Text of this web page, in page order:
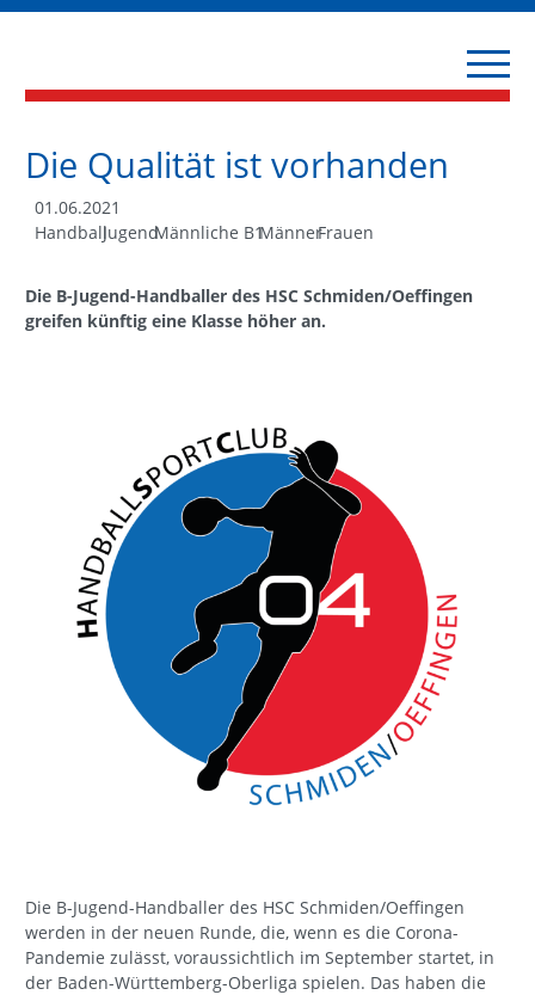
Die Qualität ist vorhanden
01.06.2021
HandballJugendMännliche B1MännerFrauen
Die B-Jugend-Handballer des HSC Schmiden/Oeffingen
greifen künftig eine Klasse höher an.
Die B-Jugend-Handballer des HSC Schmiden/Oeffingen
werden in der neuen Runde, die, wenn es die Corona-
Pandemie zulässt, voraussichtlich im September startet, in
der Baden-Württemberg-Oberliga spielen. Das haben die